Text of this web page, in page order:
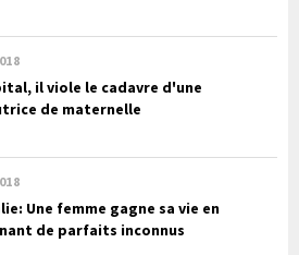
il viole le cadavre d'une
de maternelle
Une femme gagne sa vie en
de parfaits inconnus